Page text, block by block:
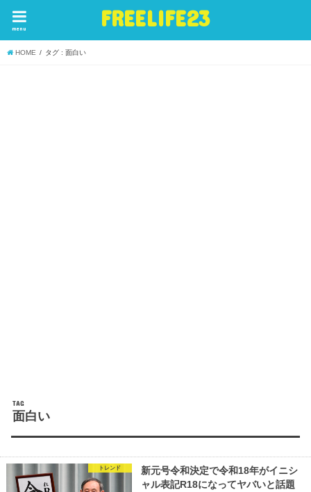
FREELIFE23
menu
HOME タグ : 面白い
TAG
面白い
トレンド
新元号令和決定で令和18年がイニシ
ャル表記R18になってヤバいと話題